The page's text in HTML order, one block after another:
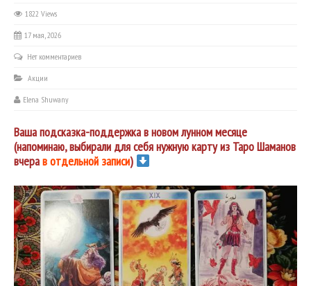
1822 Views
17 мая, 2026
Нет комментариев
Акции
Elena Shuwany
Ваша подсказка-поддержка в новом лунном месяце
(напоминаю, выбирали для себя нужную карту из Таро Шаманов
вчерав отдельной записи)